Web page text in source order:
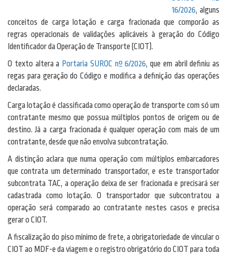
16/2026, alguns
conceitos de carga lotação e carga fracionada que comporão as
regras operacionais de validações aplicáveis à geração do Código
Identificador da Operação de Transporte (CIOT).
O texto altera a Portaria SUROC nº 6/2026, que em abril definiu as
regas para geração do Código e modifica a definição das operações
declaradas.
Carga lotação é classificada como operação de transporte com só um
contratante mesmo que possua múltiplos pontos de origem ou de
destino. Já a carga fracionada é qualquer operação com mais de um
contratante, desde que não envolva subcontratação.
A distinção aclara que numa operação com múltiplos embarcadores
que contrata um determinado transportador, e este transportador
subcontrata TAC, a operação deixa de ser fracionada e precisará ser
cadastrada como lotação. O transportador que subcontratou a
operação será comparado ao contratante nestes casos e precisa
gerar o CIOT.
A fiscalização do piso mínimo de frete, a obrigatoriedade de vincular o
CIOT ao MDF-e da viagem e o registro obrigatório do CIOT para toda